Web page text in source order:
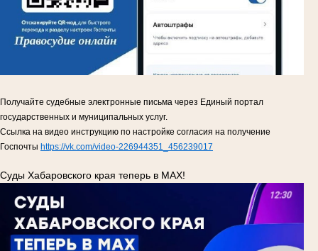
Получайте судебные электронные письма через Единый портал
государственных и муниципальных услуг.
Ссылка на видео инструкцию по настройке согласия на получение
Госпочты https://vk.com/video-226944351_456239017
Суды Хабаровского края теперь в MAX!